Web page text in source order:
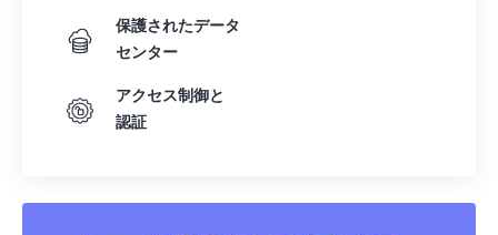
保護されたデータ
センター
アクセス制御と
認証